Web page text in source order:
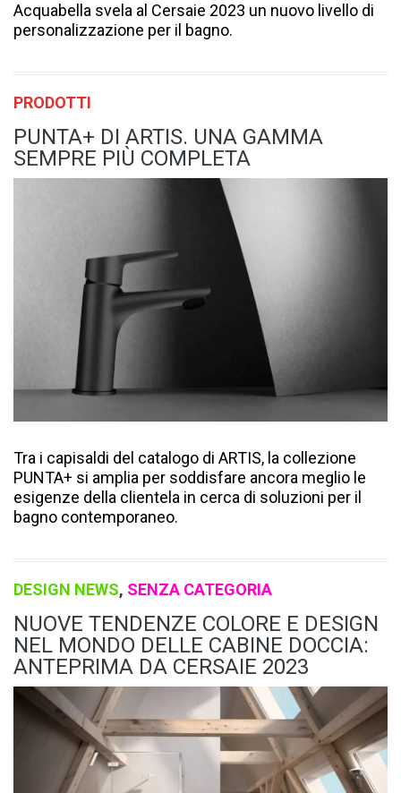
Acquabella svela al Cersaie 2023 un nuovo livello di
personalizzazione per il bagno.
PRODOTTI
PUNTA+ DI ARTIS. UNA GAMMA
SEMPRE PIÙ COMPLETA
Tra i capisaldi del catalogo di ARTIS, la collezione
PUNTA+ si amplia per soddisfare ancora meglio le
esigenze della clientela in cerca di soluzioni per il
bagno contemporaneo.
DESIGN NEWS, SENZA CATEGORIA
NUOVE TENDENZE COLORE E DESIGN
NEL MONDO DELLE CABINE DOCCIA:
ANTEPRIMA DA CERSAIE 2023